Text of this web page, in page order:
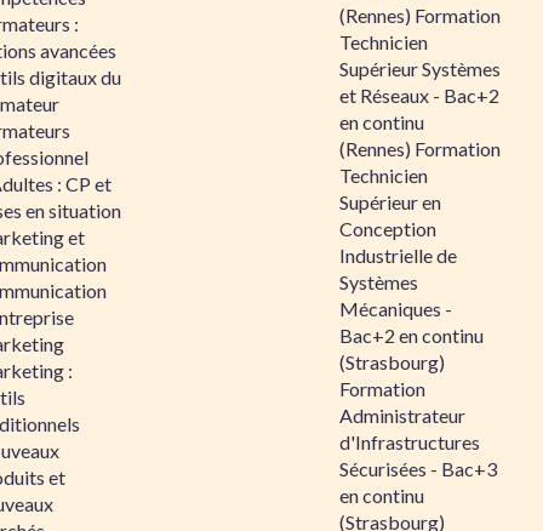
:
avancées
digitaux du
: CP et
en situation
et
:
et
(Rennes) Formation
Technicien
Supérieur Systèmes
et Réseaux - Bac+2
en continu
(Rennes) Formation
Technicien
Supérieur en
Conception
Industrielle de
Systèmes
Mécaniques -
Bac+2 en continu
(Strasbourg)
Formation
Administrateur
d'Infrastructures
Sécurisées - Bac+3
en continu
(Strasbourg)